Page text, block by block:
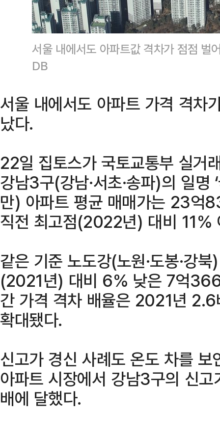
서울 내에서도 아파트값 격차가 점점
DB
서울 내에서도 아파트 가격 격차
났다.
22일 집토스가 국토교통부 실거
강남3구(강남·서초·송파)의 일
만) 아파트 평균 매매가는 23억
직전 최고점(2022년) 대비 11%
같은 기준 노도강(노원·도봉·강
(2021년) 대비 6% 낮은 7억
간 가격 격차 배율은 2021년
확대됐다.
신고가 경신 사례도 온도 차를
아파트 시장에서 강남3구의 신
배에 달했다.